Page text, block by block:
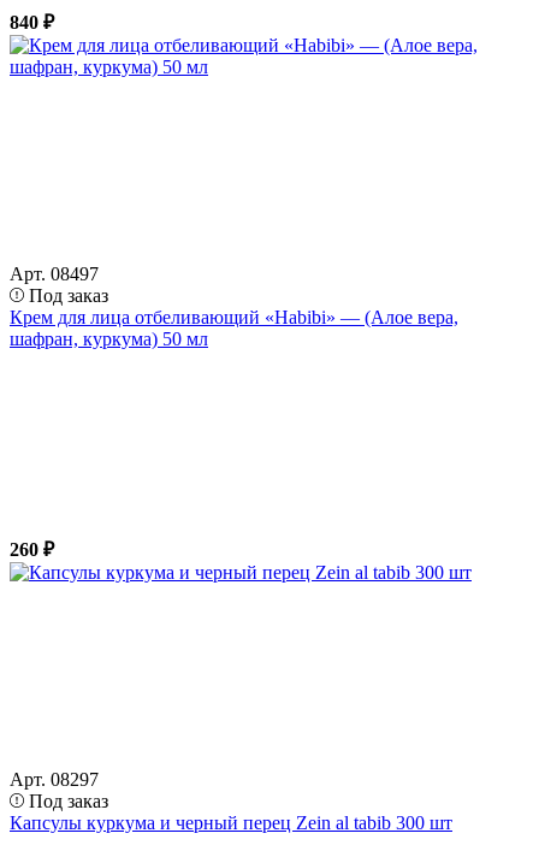
840 ₽
Арт. 08497
Под заказ
Крем для лица отбеливающий «Habibi» — (Алое вера,
шафран, куркума) 50 мл
260 ₽
Арт. 08297
Под заказ
Капсулы куркума и черный перец Zein al tabib 300 шт